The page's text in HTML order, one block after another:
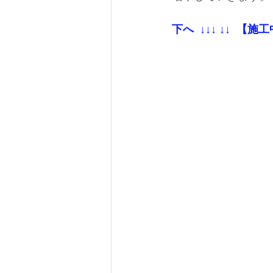
下へ  ↓↓↓ ↓↓  【施